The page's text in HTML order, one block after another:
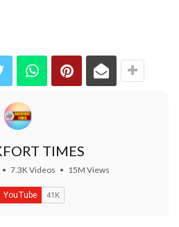
TIMES
• 7.3K Videos • 15M Views